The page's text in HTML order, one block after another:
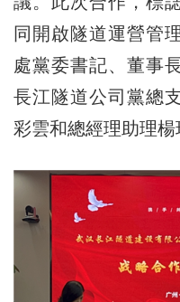
同開啟隧道運營管
處黨委書記、董事
長江隧道公司黨總
彩雲和總經理助理楊